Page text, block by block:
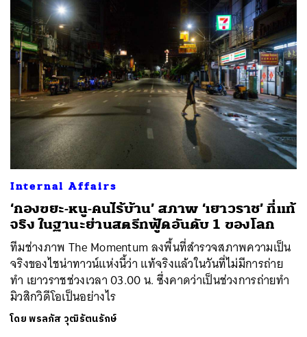
Internal Affairs
‘กองขยะ-หนู-คนไร้บ้าน’ สภาพ ‘เยาวราช’ ที่แท้
จริง ในฐานะย่านสตรีทฟู้ดอันดับ 1 ของโลก
ทีมช่างภาพ The Momentum ลงพื้นที่สำรวจสภาพความเป็น
จริงของไชน่าทาวน์แห่งนี้ว่า แท้จริงแล้วในวันที่ไม่มีการถ่าย
ทำ เยาวราชช่วงเวลา 03.00 น. ซึ่งคาดว่าเป็นช่วงการถ่ายทำ
มิวสิกวิดีโอเป็นอย่างไร
โดยพรลภัส วุฒิรัตนรักษ์